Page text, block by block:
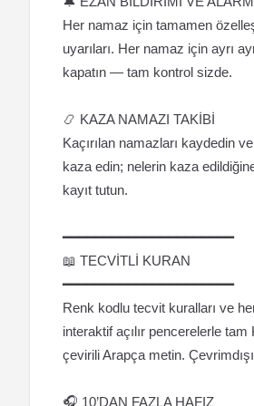
Her namaz için tamamen
uyarıları. Her namaz için ayrı
kapatın — tam kontrol sizde.
📿 KAZA NAMAZI TAKİBİ
Kaçırılan namazları kaydedin
kaza edin; nelerin kaza
kayıt tutun.
━━━━━━━━━━━━━━━━━━━━━
📖 TECVİTLİ KURAN
━━━━━━━━━━━━━━━━━━━━━
Renk kodlu tecvit kuralları ve
interaktif açılır pencerelerle
çevirili Arapça metin.
🎧 10’DAN FAZLA HAFIZ